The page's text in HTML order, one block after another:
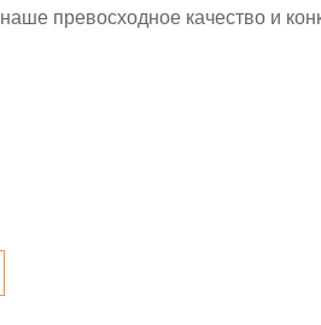
превосходное качество и